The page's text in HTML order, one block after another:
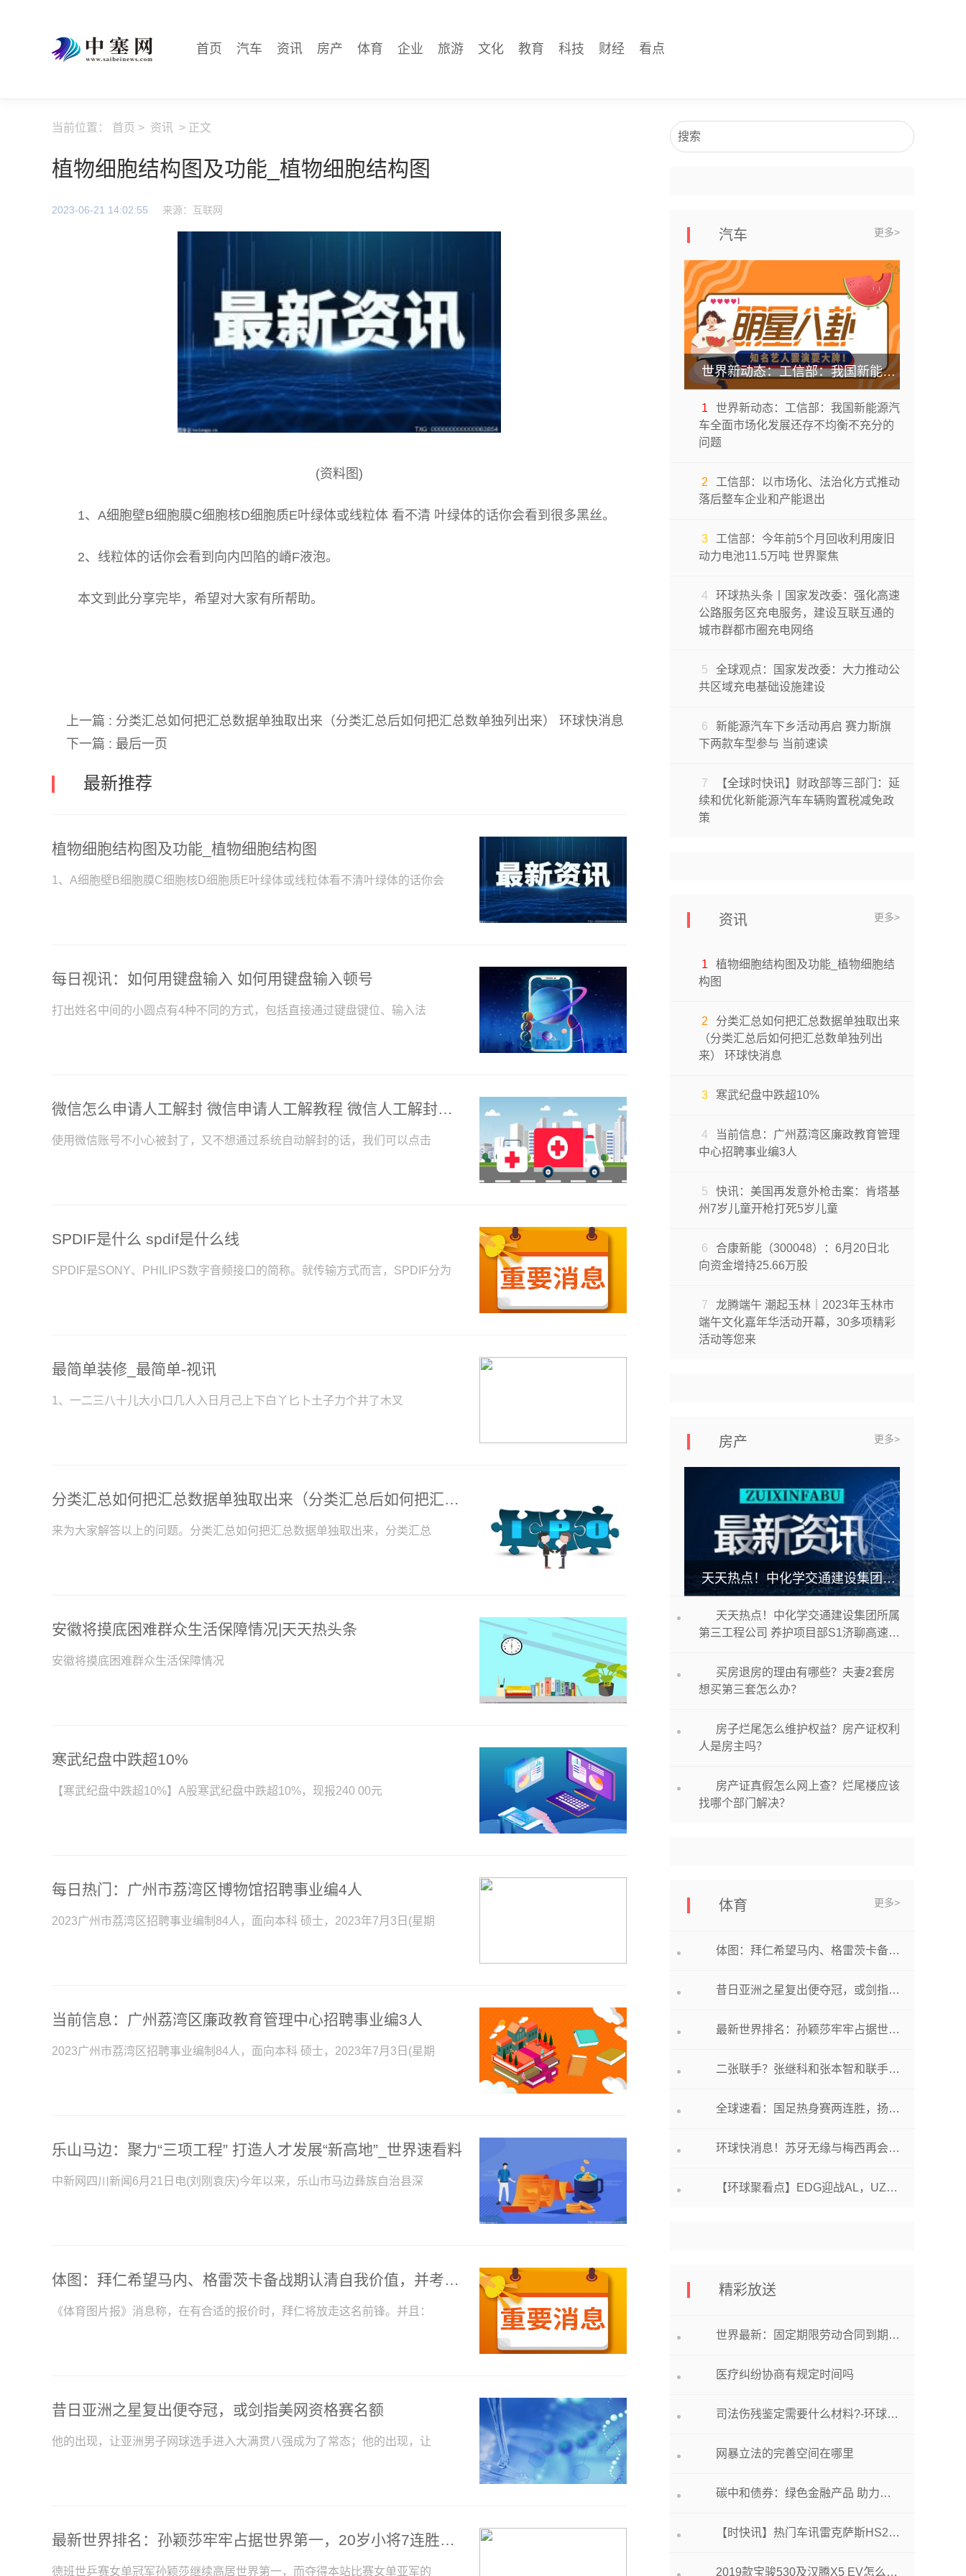
首页 汽车 资讯 房产 体育 企业 旅游 文化 教育 科技 财经 看点
当前位置： 首页 > 资讯 > 正文
植物细胞结构图及功能_植物细胞结构图
2023-06-21 14:02:55 来源：互联网
(资料图)
1、A细胞壁B细胞膜C细胞核D细胞质E叶绿体或线粒体 看不清 叶绿体的话你会看到很多黑丝。
2、线粒体的话你会看到向内凹陷的嵴F液泡。
本文到此分享完毕，希望对大家有所帮助。
上一篇 : 分类汇总如何把汇总数据单独取出来（分类汇总后如何把汇总数单独列出来） 环球快消息
下一篇 : 最后一页
最新推荐
植物细胞结构图及功能_植物细胞结构图
1、A细胞壁B细胞膜C细胞核D细胞质E叶绿体或线粒体看不清叶绿体的话你会
每日视讯：如何用键盘输入 如何用键盘输入顿号
打出姓名中间的小圆点有4种不同的方式，包括直接通过键盘键位、输入法
微信怎么申请人工解封 微信申请人工解教程 微信人工解封怎么说
使用微信账号不小心被封了，又不想通过系统自动解封的话，我们可以点击
SPDIF是什么 spdif是什么线
SPDIF是SONY、PHILIPS数字音频接口的简称。就传输方式而言，SPDIF分为
最简单装修_最简单-视讯
1、一二三八十儿大小口几人入日月己上下白丫匕卜土子力个井了木叉
分类汇总如何把汇总数据单独取出来（分类汇总后如何把汇总数单独列出来） 环球快消息
来为大家解答以上的问题。分类汇总如何把汇总数据单独取出来，分类汇总
安徽将摸底困难群众生活保障情况|天天热头条
安徽将摸底困难群众生活保障情况
寒武纪盘中跌超10%
【寒武纪盘中跌超10%】A股寒武纪盘中跌超10%，现报240 00元
每日热门：广州市荔湾区博物馆招聘事业编4人
2023广州市荔湾区招聘事业编制84人，面向本科 硕士，2023年7月3日(星期
当前信息：广州荔湾区廉政教育管理中心招聘事业编3人
2023广州市荔湾区招聘事业编制84人，面向本科 硕士，2023年7月3日(星期
乐山马边：聚力“三项工程” 打造人才发展“新高地”_世界速看料
中新网四川新闻6月21日电(刘刚袁庆)今年以来，乐山市马边彝族自治县深
体图：拜仁希望马内、格雷茨卡备战期认清自我价值，并考虑离队
《体育图片报》消息称，在有合适的报价时，拜仁将放走这名前锋。并且：
昔日亚洲之星复出便夺冠，或剑指美网资格赛名额
他的出现，让亚洲男子网球选手进入大满贯八强成为了常态；他的出现，让
最新世界排名：孙颖莎牢牢占据世界第一，20岁小将7连胜夺亚军排名76
德班世乒赛女单冠军孙颖莎继续高居世界第一，而夺得本站比赛女单亚军的
搜索
汽车 更多>
世界新动态：工信部：我国新能源汽车全面市场化发展还存不均衡不充分的问题
1
世界新动态：工信部：我国新能源汽
车全面市场化发展还存不均衡不充分的
问题
2
工信部：以市场化、法治化方式推动
落后整车企业和产能退出
3
工信部：今年前5个月回收利用废旧
动力电池11.5万吨 世界聚焦
4
环球热头条丨国家发改委：强化高速
公路服务区充电服务，建设互联互通的
城市群都市圈充电网络
5
全球观点：国家发改委：大力推动公
共区域充电基础设施建设
6
新能源汽车下乡活动再启 赛力斯旗
下两款车型参与 当前速读
7
【全球时快讯】财政部等三部门：延
续和优化新能源汽车车辆购置税减免政
策
资讯 更多>
1
植物细胞结构图及功能_植物细胞结
构图
2
分类汇总如何把汇总数据单独取出来
（分类汇总后如何把汇总数单独列出
来） 环球快消息
3 寒武纪盘中跌超10%
4
当前信息：广州荔湾区廉政教育管理
中心招聘事业编3人
5
快讯：​美国再发意外枪击案：肯塔基
州7岁儿童开枪打死5岁儿童
6
合康新能（300048）：6月20日北
向资金增持25.66万股
7
龙腾端午 潮起玉林｜2023年玉林市
端午文化嘉年华活动开幕，30多项精彩
活动等您来
房产 更多>
天天热点！中化学交通建设集团所属第三工程公司 养护项目部S1济聊高速德州段路面修复 养护工程项目开工
天天热点！中化学交通建设集团所属
第三工程公司 养护项目部S1济聊高速德
买房退房的理由有哪些？夫妻2套房
想买第三套怎么办？
房子烂尾怎么维护权益？房产证权利
人是房主吗？
房产证真假怎么网上查？烂尾楼应该
找哪个部门解决？
体育 更多>
体图：拜仁希望马内、格雷茨卡备战期认清自我价值，并考虑离队
昔日亚洲之星复出便夺冠，或剑指美网资格赛名额
最新世界排名：孙颖莎牢牢占据世界第一，20岁小将7连胜夺亚军排名76
二张联手？张继科和张本智和联手，水谷隼助阵，誓言冲击巴黎奥运会男单冠军？
全球速看：国足热身赛两连胜，扬科维奇“月考”过关仍有隐忧
环球快消息！苏牙无缘与梅西再会？格雷米奥将在解约合同加“反迈阿密条款”
【环球聚看点】EDG迎战AL，UZI再首发！BLG再迎强敌LNG
精彩放送
世界最新：固定期限劳动合同到期后怎么办?
医疗纠纷协商有规定时间吗
司法伤残鉴定需要什么材料?-环球百事通
网暴立法的完善空间在哪里
碳中和债券：绿色金融产品 助力国家“双碳”目标
【时快讯】热门车讯雷克萨斯HS250h将入华 搭载2.4L发动机
2019款宝骏530及汉腾X5 EV怎么样-天天要闻